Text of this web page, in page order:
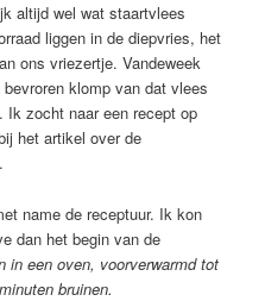
altijd wel wat staartvlees
liggen in de diepvries, het
ons vriezertje. Vandeweek
klomp van dat vlees
Ik zocht naar een recept op
het artikel over de
name de receptuur. Ik kon
dan het begin van de
in een oven, voorverwarmd tot
bruinen.